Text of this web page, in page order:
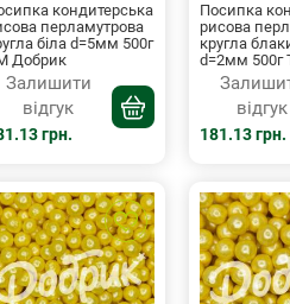
кондитерська
перламутрова
біла d=5мм 500г
Добрик
Залишити
відгук
грн.
Посипка
рисова
кругла
d=2мм
відгук
181.13 грн.